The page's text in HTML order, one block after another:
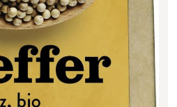
Detail
Detail